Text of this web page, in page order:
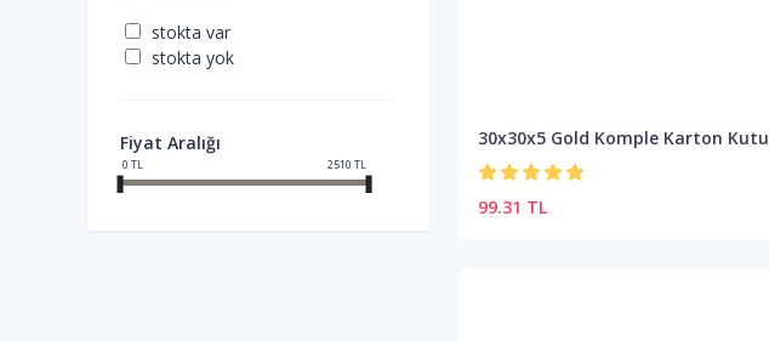
stokta var
stokta yok
Fiyat Aralığı
0 TL 2510 TL
30x30x5 Gold Komple Karton Kutu
99.31 TL